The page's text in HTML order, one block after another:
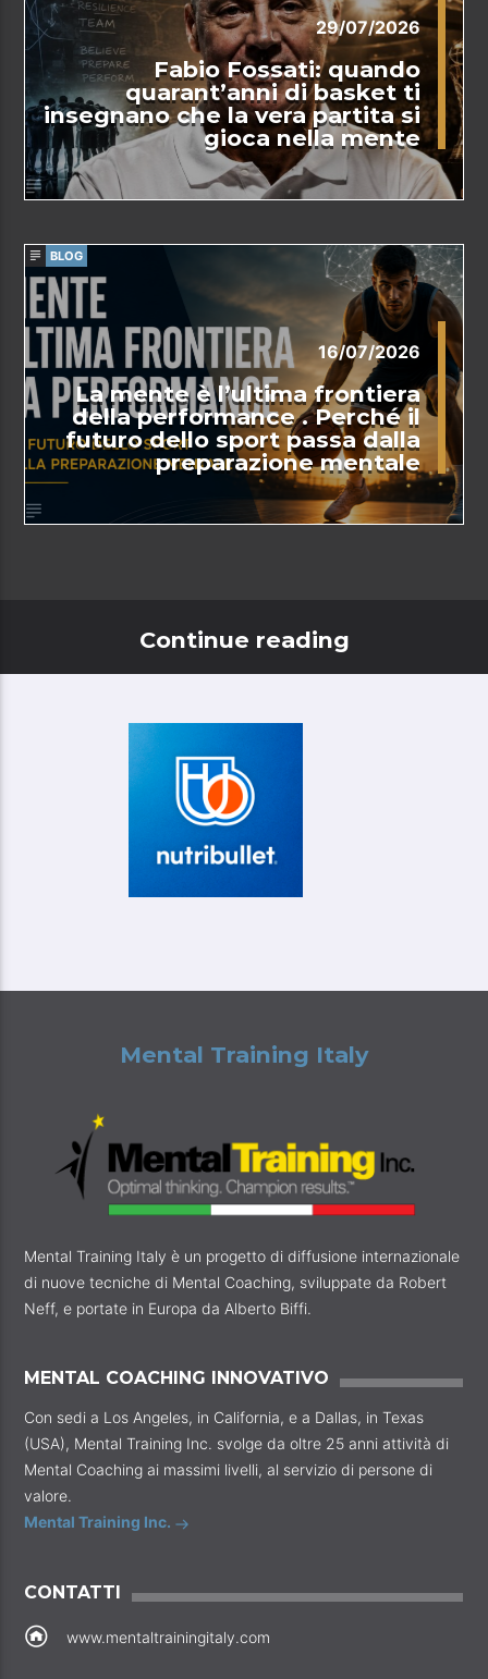
29/07/2026
Fabio Fossati: quando
quarant’anni di basket ti
insegnano che la vera partita si
gioca nella mente
BLOG
16/07/2026
La mente è l’ultima frontiera
della performance . Perché il
futuro dello sport passa dalla
preparazione mentale
Continue reading
Mental Training Italy
Mental Training Italy è un progetto di diffusione internazionale
di nuove tecniche di Mental Coaching, sviluppate da Robert
Neff, e portate in Europa da Alberto Biffi.
MENTAL COACHING INNOVATIVO
Con sedi a Los Angeles, in California, e a Dallas, in Texas
(USA), Mental Training Inc. svolge da oltre 25 anni attività di
Mental Coaching ai massimi livelli, al servizio di persone di
valore.
Mental Training Inc.
CONTATTI
www.mentaltrainingitaly.com